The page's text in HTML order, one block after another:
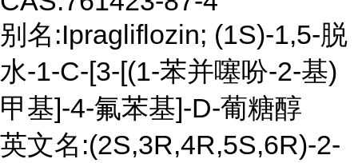
别名:Ipragliflozin; (1S)-1,5-脱
水-1-C-[3-[(1-苯并噻吩-2-基)
甲基]-4-氟苯基]-D-葡糖醇
英文名:(2S,3R,4R,5S,6R)-2-